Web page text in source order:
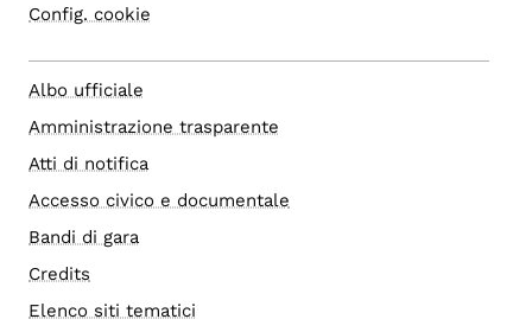
Config. cookie
Albo ufficiale
Amministrazione trasparente
Atti di notifica
Accesso civico e documentale
Bandi di gara
Credits
Elenco siti tematici